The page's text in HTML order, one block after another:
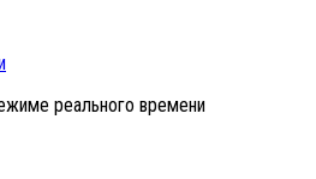
реального времени